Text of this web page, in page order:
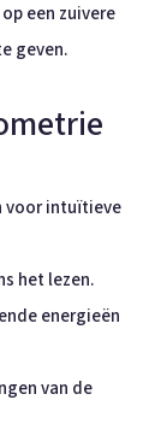
een zuivere
geven.
voor intuïtieve
het lezen.
energieën
van de